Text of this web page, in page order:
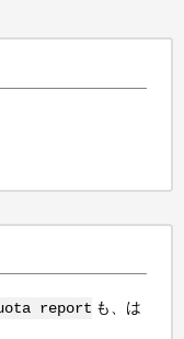
report も、は